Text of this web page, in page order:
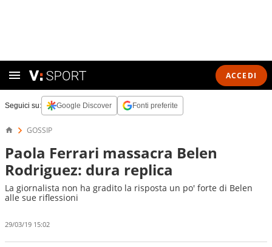
ACCEDI
Seguici su: Google Discover Fonti preferite
GOSSIP
Paola Ferrari massacra Belen
Rodriguez: dura replica
La giornalista non ha gradito la risposta un po' forte di Belen
alle sue riflessioni
29/03/19 15:02